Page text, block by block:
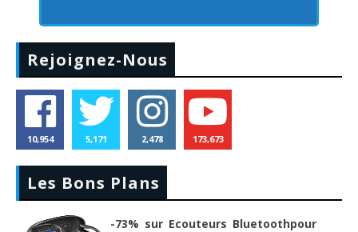
Rejoignez-Nous
10,954 5,171 2,478 173,673
Les Bons Plans
-73% sur Ecouteurs Bluetoothpour